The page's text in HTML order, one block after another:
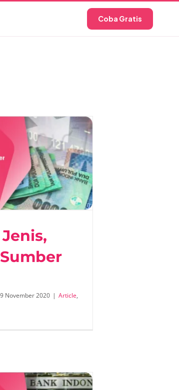
Coba Gratis
November 2020 | Article,